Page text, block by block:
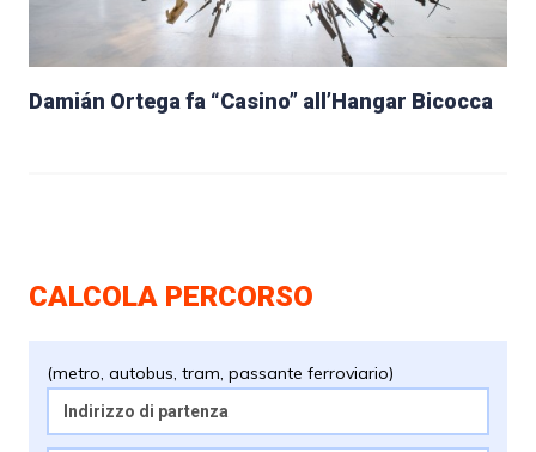
Damián Ortega fa “Casino” all’Hangar Bicocca
CALCOLA PERCORSO
(metro, autobus, tram, passante ferroviario)